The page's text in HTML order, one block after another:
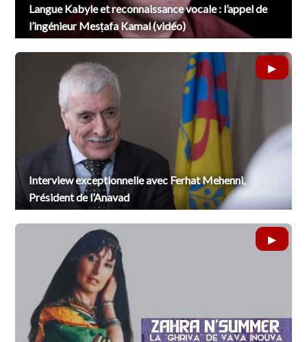
Langue Kabyle et reconnaissance vocale : l’appel de
l’ingénieur Mesṭafa Kamal (vidéo)
Interview exceptionnelle avec Ferhat Mehenni,
Président de l’Anavad